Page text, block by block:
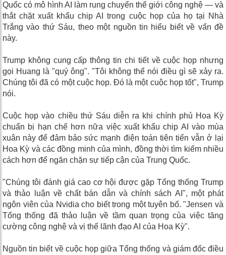
Quốc có mô hình AI làm rung chuyển thế giới công nghệ — và
thắt chặt xuất khẩu chip AI trong cuộc họp của họ tại Nhà
Trắng vào thứ Sáu, theo một nguồn tin hiểu biết về vấn đề
này.
Trump không cung cấp thông tin chi tiết về cuộc họp nhưng
gọi Huang là "quý ông". "Tôi không thể nói điều gì sẽ xảy ra.
Chúng tôi đã có một cuộc họp. Đó là một cuộc họp tốt", Trump
nói.
Cuộc họp vào chiều thứ Sáu diễn ra khi chính phủ Hoa Kỳ
chuẩn bị hạn chế hơn nữa việc xuất khẩu chip AI vào mùa
xuân này để đảm bảo sức mạnh điện toán tiên tiến vẫn ở lại
Hoa Kỳ và các đồng minh của mình, đồng thời tìm kiếm nhiều
cách hơn để ngăn chặn sự tiếp cận của Trung Quốc.
"Chúng tôi đánh giá cao cơ hội được gặp Tổng thống Trump
và thảo luận về chất bán dẫn và chính sách AI", một phát
ngôn viên của Nvidia cho biết trong một tuyên bố. "Jensen và
Tổng thống đã thảo luận về tầm quan trọng của việc tăng
cường công nghệ và vị thế lãnh đạo AI của Hoa Kỳ".
Nguồn tin biết về cuộc họp giữa Tổng thống và giám đốc điều